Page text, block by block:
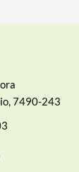
7490-243